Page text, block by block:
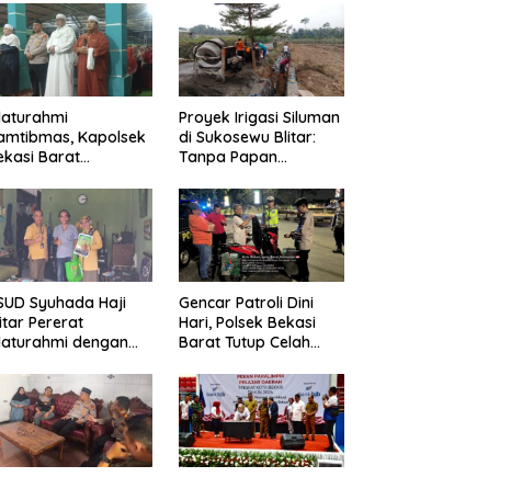
Dugaan
Momentum Perkuat
Sinergi Pembangunan
Kapolsek
Barat
Keluarga Kunci
Kondusivitas
Proyek Irigasi Siluman
di Sukosewu Blitar:
Tanpa Papan
dan Terkesan Lempar
Tanggung Jawab
Syuhada Haji
Pererat
dengan
Kunjungan
Gencar Patroli Dini
Hari, Polsek Bekasi
Barat Tutup Celah
dan Ancaman
Tawuran